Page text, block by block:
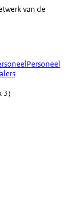
van de
Personeel
3)